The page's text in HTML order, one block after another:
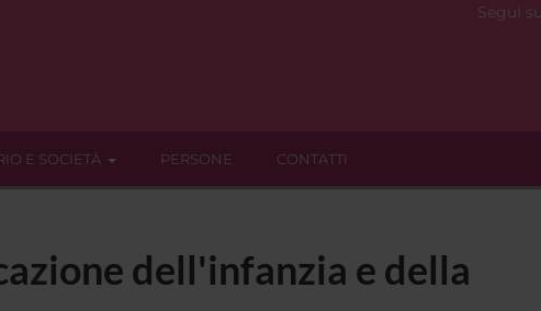
Segui su
E SOCIETÀ PERSONE CONTATTI
dell'infanzia e della